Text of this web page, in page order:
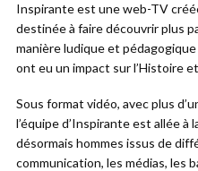
Inspirante est une web-TV
destinée à faire découvrir plus
manière ludique et
ont eu un impact sur l’Histoire
Sous format vidéo, avec plus
l’équipe d’Inspirante est allée
désormais hommes issus de
communication, les médias, les